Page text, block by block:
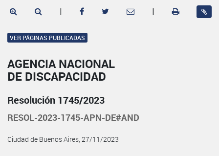
| |
VER PÁGINAS PUBLICADAS
AGENCIA NACIONAL
DE DISCAPACIDAD
Resolución 1745/2023
RESOL-2023-1745-APN-DE#AND
Ciudad de Buenos Aires, 27/11/2023